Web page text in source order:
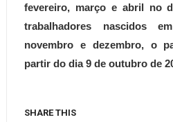
fevereiro, março e abril no
trabalhadores nascidos
novembro e dezembro, o
partir do dia 9 de outubro de
SHARE THIS